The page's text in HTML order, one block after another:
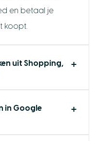
en betaal je
koopt.
uit Shopping,
in Google